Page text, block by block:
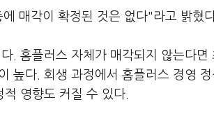
매각이 확정된 것은 없다"라고 밝혔
. 홈플러스 자체가 매각되지 않는다면
높다. 회생 과정에서 홈플러스 경영
영향도 커질 수 있다.